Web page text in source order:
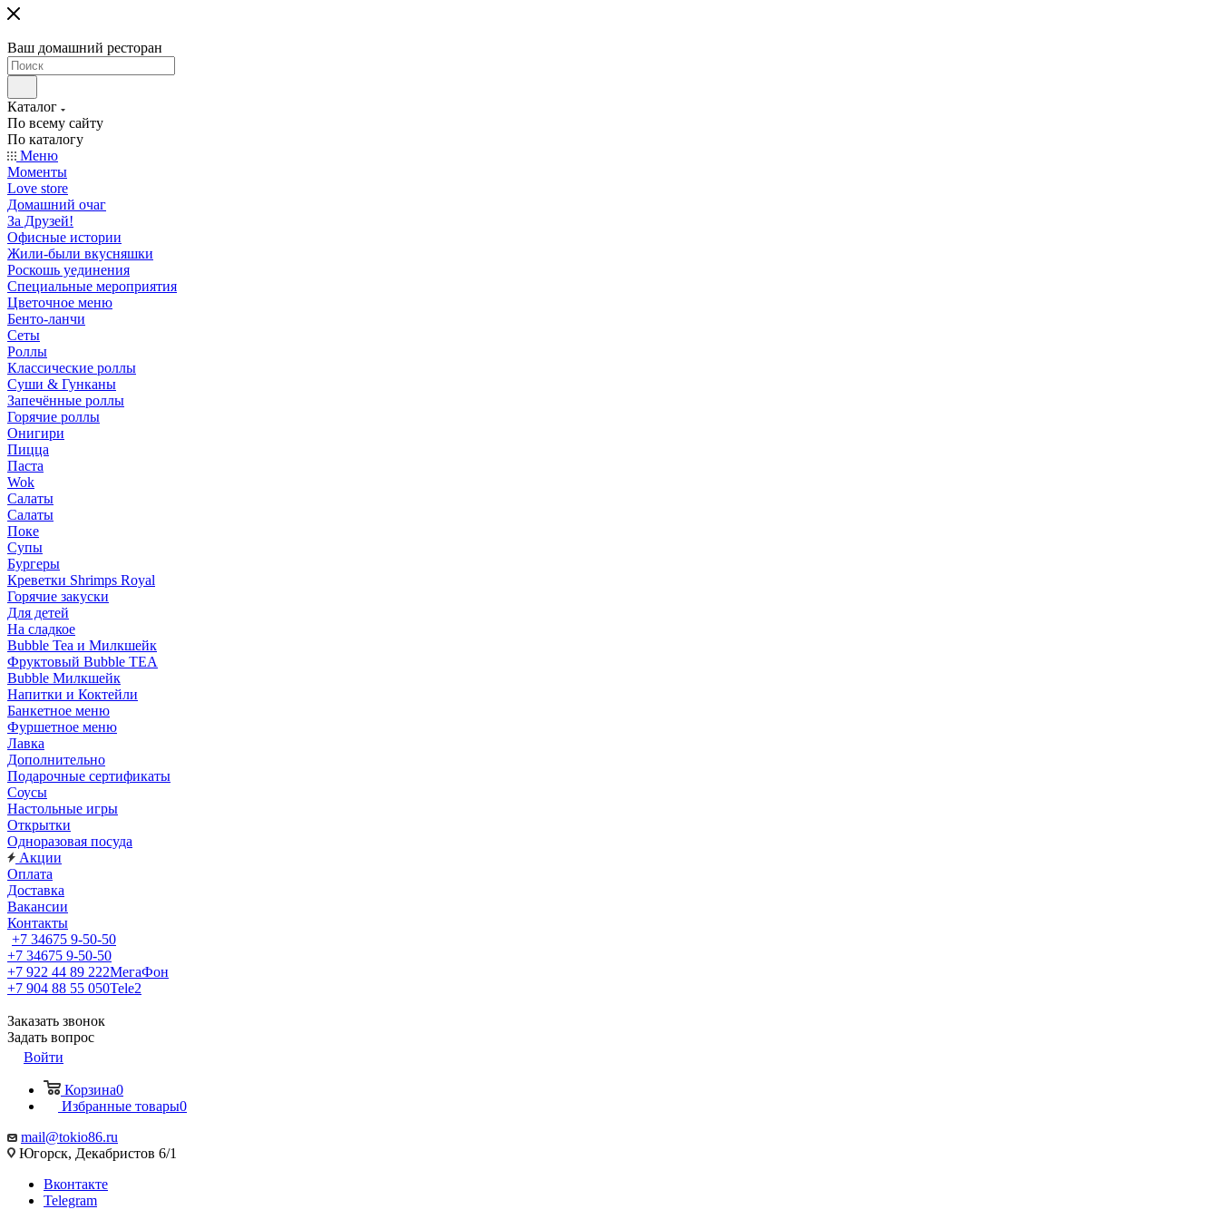
Ваш домашний ресторан
Каталог
По всему сайту
По каталогу
Меню
Моменты
Love store
Домашний очаг
За Друзей!
Офисные истории
Жили-были вкусняшки
Роскошь уединения
Специальные мероприятия
Цветочное меню
Бенто-ланчи
Сеты
Роллы
Классические роллы
Суши & Гунканы
Запечённые роллы
Горячие роллы
Онигири
Пицца
Паста
Wok
Салаты
Салаты
Поке
Супы
Бургеры
Креветки Shrimps Royal
Горячие закуски
Для детей
На сладкое
Bubble Tea и Милкшейк
Фруктовый Bubble TEA
Bubble Милкшейк
Напитки и Коктейли
Банкетное меню
Фуршетное меню
Лавка
Дополнительно
Подарочные сертификаты
Соусы
Настольные игры
Открытки
Одноразовая посуда
Акции
Оплата
Доставка
Вакансии
Контакты
+7 34675 9-50-50
+7 34675 9-50-50
+7 922 44 89 222МегаФон
+7 904 88 55 050Tele2
Заказать звонок
Задать вопрос
Войти
Корзина0
Избранные товары0
mail@tokio86.ru
Югорск, Декабристов 6/1
Вконтакте
Telegram